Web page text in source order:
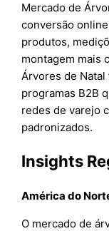
Mercado de
conversão
produtos,
montagem mais
Árvores de
programas B2B
redes de varejo
padronizados.
Insights
América do
O mercado de